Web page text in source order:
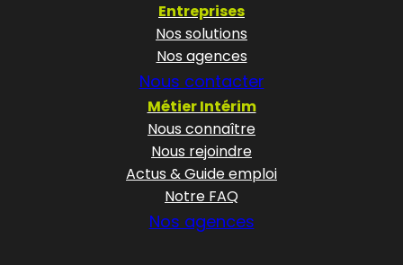
Entreprises
Nos solutions
Nos agences
Nous contacter
Métier Intérim
Nous connaître
Nous rejoindre
Actus & Guide emploi
Notre FAQ
Nos agences